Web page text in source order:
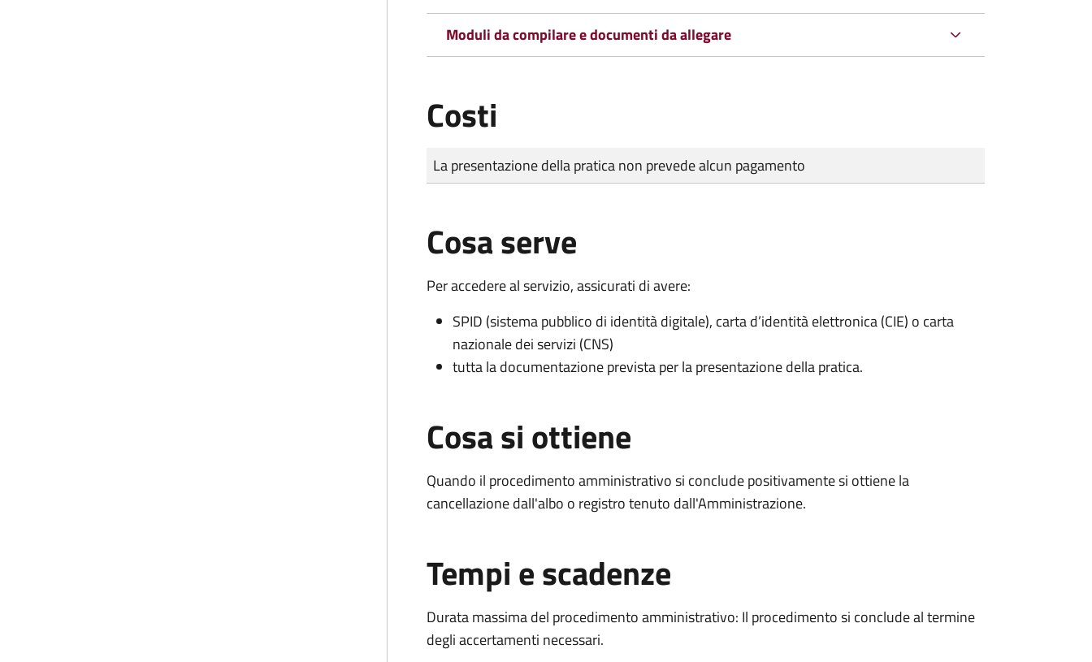
Moduli da compilare e documenti da allegare
Costi
Tipo di pagamento
Importo
La presentazione della pratica non prevede alcun pagamento
Cosa serve
Per accedere al servizio, assicurati di avere:
SPID (sistema pubblico di identità digitale), carta d’identità elettronica (CIE) o carta
nazionale dei servizi (CNS)
tutta la documentazione prevista per la presentazione della pratica.
Cosa si ottiene
Quando il procedimento amministrativo si conclude positivamente si ottiene la
cancellazione dall'albo o registro tenuto dall'Amministrazione.
Tempi e scadenze
Durata massima del procedimento amministrativo: Il procedimento si conclude al termine
degli accertamenti necessari.